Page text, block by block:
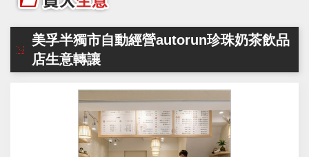
美孚半獨市自動經營autorun珍珠奶茶飲品
店生意轉讓